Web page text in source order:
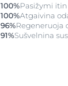
100%Pasižymi
100%Atgaivina
96%Regeneruoja
91%Sušvelnina